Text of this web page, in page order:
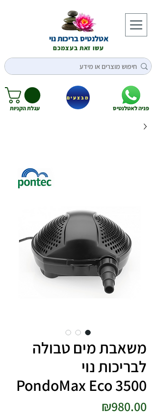
אטלנטיס בריכות נוי
עשו זאת בעצמכם
פניה לאטלנטיס עגלת הקניות
מבצעים
משאבת מים טבולה
לבריכות נוי
PondoMax Eco 3500
₪980.00